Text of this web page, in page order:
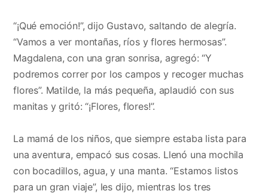
“¡Qué emoción!”, dijo Gustavo, saltando de alegría.
“Vamos a ver montañas, ríos y flores hermosas”.
Magdalena, con una gran sonrisa, agregó: “Y
podremos correr por los campos y recoger muchas
flores”. Matilde, la más pequeña, aplaudió con sus
manitas y gritó: “¡Flores, flores!”.
La mamá de los niños, que siempre estaba lista para
una aventura, empacó sus cosas. Llenó una mochila
con bocadillos, agua, y una manta. “Estamos listos
para un gran viaje”, les dijo, mientras los tres